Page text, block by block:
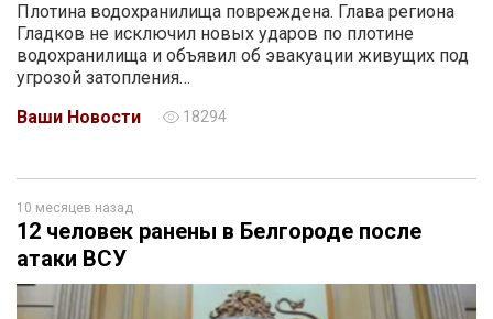
Плотина водохранилища повреждена. Глава региона
Гладков не исключил новых ударов по плотине
водохранилища и объявил об эвакуации живущих под
угрозой затопления…
Ваши Новости
18294
10 месяцев назад
12 человек ранены в Белгороде после
атаки ВСУ